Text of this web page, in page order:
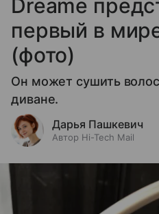
Dreame
первый в
(фото)
Он может сушить
диване.
Дарья Пашкевич
Автор Hi-Tech Mail